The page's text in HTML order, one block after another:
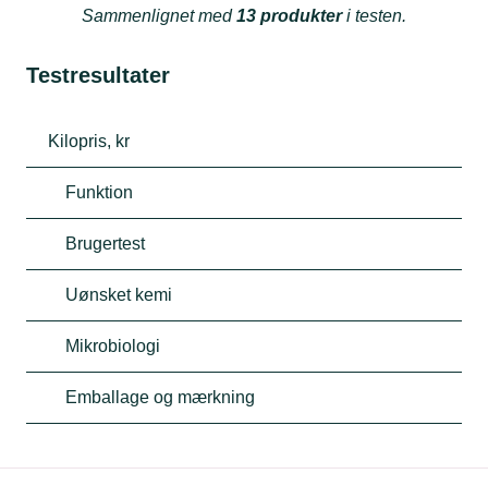
Sammenlignet med13 produkteri testen.
Testresultater
Kilopris, kr
Funktion
Brugertest
Uønsket kemi
Mikrobiologi
Emballage og mærkning